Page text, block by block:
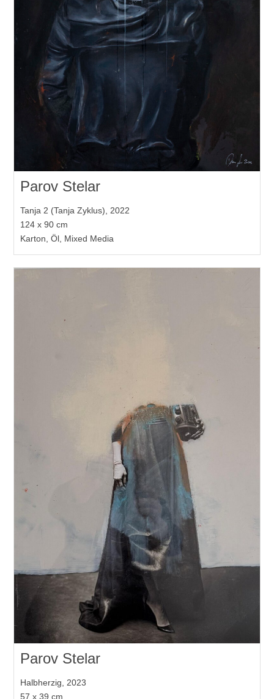
Parov Stelar
Tanja 2 (Tanja Zyklus), 2022
124 x 90 cm
Karton, Öl, Mixed Media
Parov Stelar
Halbherzig, 2023
57 x 39 cm